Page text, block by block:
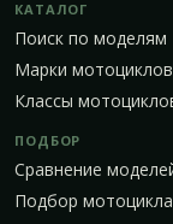
КАТАЛОГ
Поиск по моделям
Марки мотоциклов
Классы
ПОДБОР
Сравнение
Подбор мотоцикла